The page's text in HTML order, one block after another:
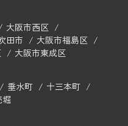
大阪市西区
田市
大阪市福島区
大阪市東成区
垂水町
十三本町
堀